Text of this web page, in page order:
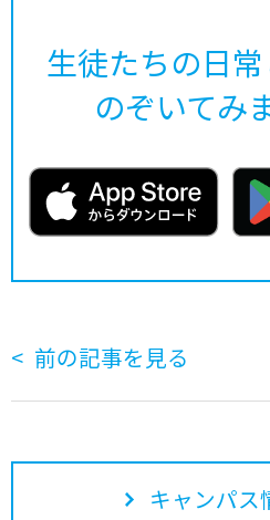
生徒たちの日
のぞいてみ
前の記事を見る
キャンパス